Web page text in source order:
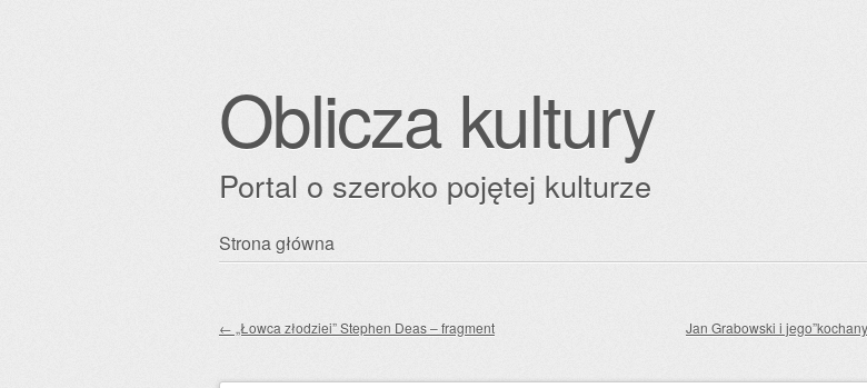
Oblicza kultury
Portal o szeroko pojętej kulturze
Przejdź
Strona główna
Zobacz wpisy
← „Łowca złodziei” Stephen Deas – fragment Jan Grabowski i